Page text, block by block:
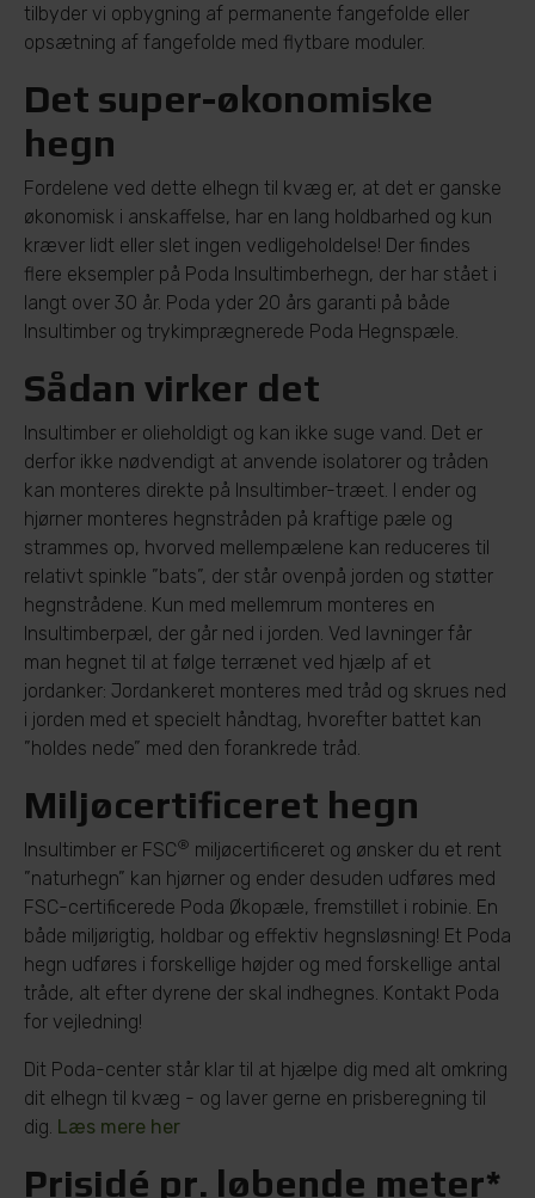
tilbyder vi opbygning af permanente fangefolde eller
opsætning af fangefolde med flytbare moduler.
Det super-økonomiske
hegn
Fordelene ved dette elhegn til kvæg er, at det er ganske
økonomisk i anskaffelse, har en lang holdbarhed og kun
kræver lidt eller slet ingen vedligeholdelse! Der findes
flere eksempler på Poda Insultimberhegn, der har stået i
langt over 30 år. Poda yder 20 års garanti på både
Insultimber og trykimprægnerede Poda Hegnspæle.
Sådan virker det
Insultimber er olieholdigt og kan ikke suge vand. Det er
derfor ikke nødvendigt at anvende isolatorer og tråden
kan monteres direkte på Insultimber-træet. I ender og
hjørner monteres hegnstråden på kraftige pæle og
strammes op, hvorved mellempælene kan reduceres til
relativt spinkle ”bats”, der står ovenpå jorden og støtter
hegnstrådene. Kun med mellemrum monteres en
Insultimberpæl, der går ned i jorden. Ved lavninger får
man hegnet til at følge terrænet ved hjælp af et
jordanker: Jordankeret monteres med tråd og skrues ned
i jorden med et specielt håndtag, hvorefter battet kan
”holdes nede” med den forankrede tråd.
Miljøcertificeret hegn
Insultimber er FSC® miljøcertificeret og ønsker du et rent
”naturhegn” kan hjørner og ender desuden udføres med
FSC-certificerede Poda Økopæle, fremstillet i robinie. En
både miljørigtig, holdbar og effektiv hegnsløsning! Et Poda
hegn udføres i forskellige højder og med forskellige antal
tråde, alt efter dyrene der skal indhegnes. Kontakt Poda
for vejledning!
Dit Poda-center står klar til at hjælpe dig med alt omkring
dit elhegn til kvæg - og laver gerne en prisberegning til
dig. Læs mere her
Prisidé pr. løbende meter*